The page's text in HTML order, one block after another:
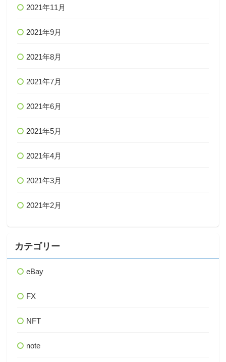
2021年11月
2021年9月
2021年8月
2021年7月
2021年6月
2021年5月
2021年4月
2021年3月
2021年2月
カテゴリー
eBay
FX
NFT
note